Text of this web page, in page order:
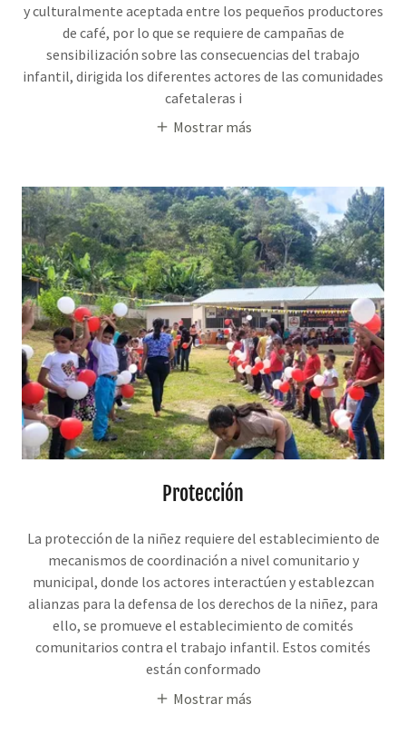
y culturalmente aceptada entre los pequeños productores
de café, por lo que se requiere de campañas de
sensibilización sobre las consecuencias del trabajo
infantil, dirigida los diferentes actores de las comunidades
cafetaleras i
Mostrar más
Protección
La protección de la niñez requiere del establecimiento de
mecanismos de coordinación a nivel comunitario y
municipal, donde los actores interactúen y establezcan
alianzas para la defensa de los derechos de la niñez, para
ello, se promueve el establecimiento de comités
comunitarios contra el trabajo infantil. Estos comités
están conformado
Mostrar más